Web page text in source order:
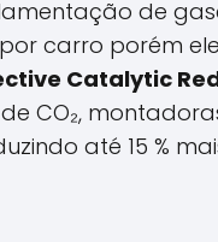
de
carro porém
Catalytic
CO₂,
até 15 %